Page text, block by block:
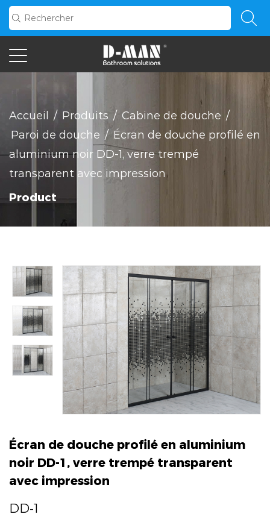
Accueil / Produits / Cabine de douche /
Paroi de douche / Écran de douche profilé en
aluminium noir DD-1, verre trempé
transparent avec impression
Product
Écran de douche profilé en aluminium
noir DD-1, verre trempé transparent
avec impression
DD-1